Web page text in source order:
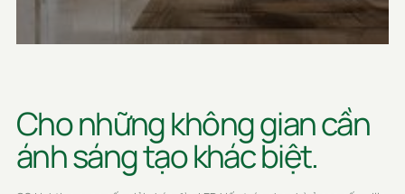
Cho những không gian cần
ánh sáng tạo khác biệt.